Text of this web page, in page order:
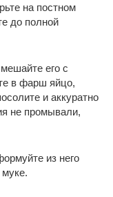
на постном
до полной
его с
в фарш яйцо,
и аккуратно
не промывали,
из него
муке.